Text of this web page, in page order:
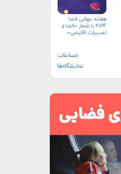
هفته جهانی فضا
۲۰۲۴ با شعار «فضا و
تغییرات اقلیمی»
مسابقات
نمایشگاه‌ها